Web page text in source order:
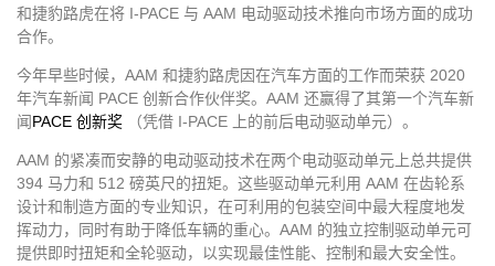
和捷豹路虎在将 I-PACE 与 AAM 电动驱动技术推向市场方面的成功
合作。
今年早些时候，AAM 和捷豹路虎因在汽车方面的工作而荣获 2020
年汽车新闻 PACE 创新合作伙伴奖。AAM 还赢得了其第一个汽车新
闻PACE 创新奖 ​（凭借 I-PACE 上的前后电动驱动单元）。
AAM 的紧凑而安静的电动驱动技术在两个电动驱动单元上总共提供
394 马力和 512 磅英尺的扭矩。这些驱动单元利用 AAM 在齿轮系
设计和制造方面的专业知识，在可利用的包装空间中最大程度地发
挥动力，同时有助于降低车辆的重心。AAM 的独立控制驱动单元可
提供即时扭矩和全轮驱动，以实现最佳性能、控制和最大安全性。